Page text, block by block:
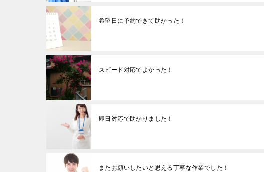
希望日に予約できて助かった！
スピード対応でよかった！
即日対応で助かりました！
またお願いしたいと思える丁寧な作業でした！